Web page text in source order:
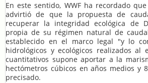
En este sentido, WWF ha recordado
advirtió de que la propuesta de
recuperar la integridad ecológica de
propia de su régimen natural de
establecido en el marco legal "y lo
hidrológicos y ecológicos realizados al
cuantitativos supone aportar a la
hectómetros cúbicos en años medios y
precisado.